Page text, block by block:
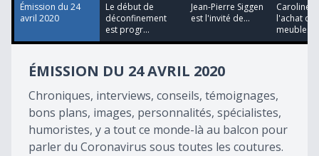
17
seconds
Émission du 24
avril 2020
Le début de
déconfinement
est progr...
Jean-Pierre Siggen
est l'invité de...
Caroline
l'achat de
meubles...
ÉMISSION DU 24 AVRIL 2020
Chroniques, interviews, conseils, témoignages,
bons plans, images, personnalités, spécialistes,
humoristes, y a tout ce monde-là au balcon pour
parler du Coronavirus sous toutes les coutures.